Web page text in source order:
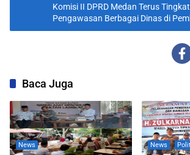
Komisi II DPRD Medan Terus
Pengawasan Berbagai Dinas di
Baca Juga
News News